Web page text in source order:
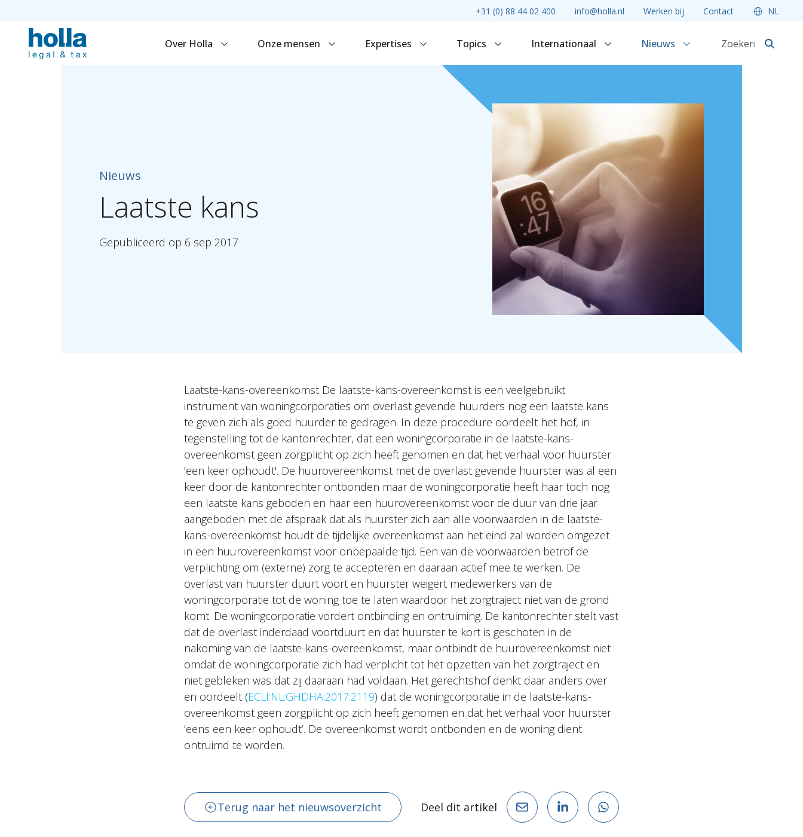
+31 (0) 88 44 02 400 info@holla.nl Werken bij Contact NL
Over Holla Onze mensen Expertises Topics Internationaal Nieuws
Nieuws
Laatste kans
Gepubliceerd op 6 sep 2017
Laatste-kans-overeenkomst De laatste-kans-overeenkomst is een veelgebruikt
instrument van woningcorporaties om overlast gevende huurders nog een laatste kans
te geven zich als goed huurder te gedragen. In deze procedure oordeelt het hof, in
tegenstelling tot de kantonrechter, dat een woningcorporatie in de laatste-kans-
overeenkomst geen zorgplicht op zich heeft genomen en dat het verhaal voor huurster
‘een keer ophoudt'. De huurovereenkomst met de overlast gevende huurster was al een
keer door de kantonrechter ontbonden maar de woningcorporatie heeft haar toch nog
een laatste kans geboden en haar een huurovereenkomst voor de duur van drie jaar
aangeboden met de afspraak dat als huurster zich aan alle voorwaarden in de laatste-
kans-overeenkomst houdt de tijdelijke overeenkomst aan het eind zal worden omgezet
in een huurovereenkomst voor onbepaalde tijd. Een van de voorwaarden betrof de
verplichting om (externe) zorg te accepteren en daaraan actief mee te werken. De
overlast van huurster duurt voort en huurster weigert medewerkers van de
woningcorporatie tot de woning toe te laten waardoor het zorgtraject niet van de grond
komt. De woningcorporatie vordert ontbinding en ontruiming. De kantonrechter stelt vast
dat de overlast inderdaad voortduurt en dat huurster te kort is geschoten in de
nakoming van de laatste-kans-overeenkomst, maar ontbindt de huurovereenkomst niet
omdat de woningcorporatie zich had verplicht tot het opzetten van het zorgtraject en
niet gebleken was dat zij daaraan had voldaan. Het gerechtshof denkt daar anders over
en oordeelt (ECLI:NL:GHDHA:2017:2119) dat de woningcorporatie in de laatste-kans-
overeenkomst geen zorgplicht op zich heeft genomen en dat het verhaal voor huurster
‘eens een keer ophoudt’. De overeenkomst wordt ontbonden en de woning dient
ontruimd te worden.
Terug naar het nieuwsoverzicht Deel dit artikel